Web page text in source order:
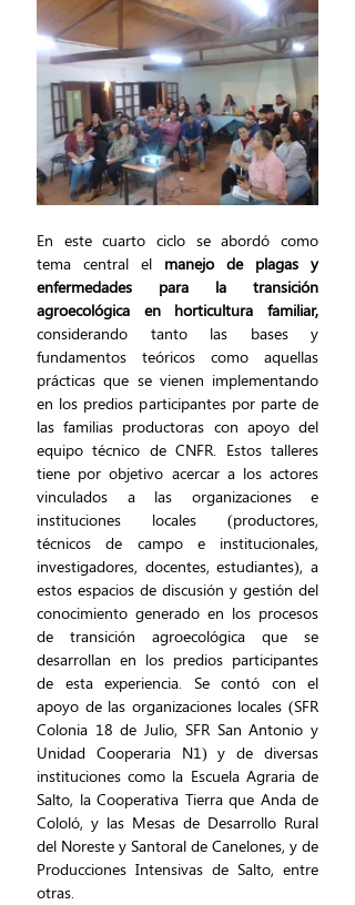
En este cuarto ciclo se abordó como
tema central el manejo de plagas y
enfermedades para la transición
considerando tanto las bases y
fundamentos teóricos como aquellas
prácticas que se vienen implementando
en los predios participantes por parte de
las familias productoras con apoyo del
equipo técnico de CNFR. Estos talleres
tiene por objetivo acercar a los actores
vinculados a las organizaciones e
instituciones locales (productores,
técnicos de campo e institucionales,
investigadores, docentes, estudiantes), a
estos espacios de discusión y gestión del
conocimiento generado en los procesos
de transición agroecológica que se
desarrollan en los predios participantes
de esta experiencia. Se contó con el
apoyo de las organizaciones locales (SFR
Colonia 18 de Julio, SFR San Antonio y
Unidad Cooperaria N1) y de diversas
instituciones como la Escuela Agraria de
Salto, la Cooperativa Tierra que Anda de
Cololó, y las Mesas de Desarrollo Rural
del Noreste y Santoral de Canelones, y de
Producciones Intensivas de Salto, entre
otras.